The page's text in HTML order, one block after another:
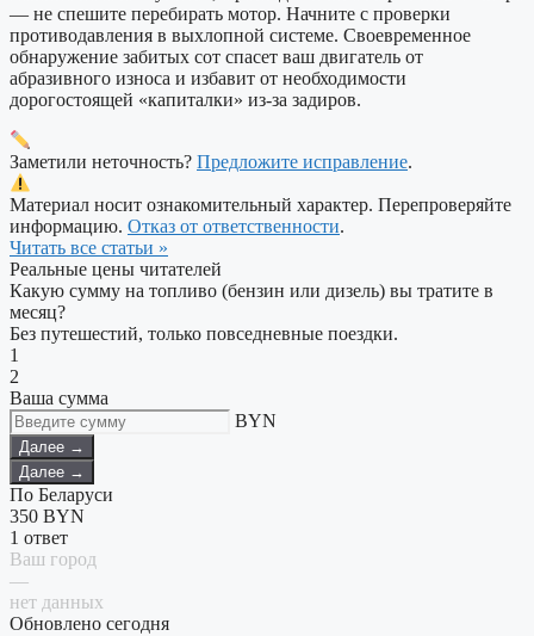
— не спешите перебирать мотор. Начните с проверки
противодавления в выхлопной системе. Своевременное
обнаружение забитых сот спасет ваш двигатель от
абразивного износа и избавит от необходимости
дорогостоящей «капиталки» из-за задиров.
Заметили неточность? Предложите исправление.
Материал носит ознакомительный характер. Перепроверяйте
информацию. Отказ от ответственности.
Читать все статьи »
Реальные цены читателей
Какую сумму на топливо (бензин или дизель) вы тратите в
месяц?
Без путешестий, только повседневные поездки.
1
2
Ваша сумма
BYN
Далее →
Далее →
По Беларуси
350 BYN
1 ответ
Ваш город
—
нет данных
Обновлено сегодня